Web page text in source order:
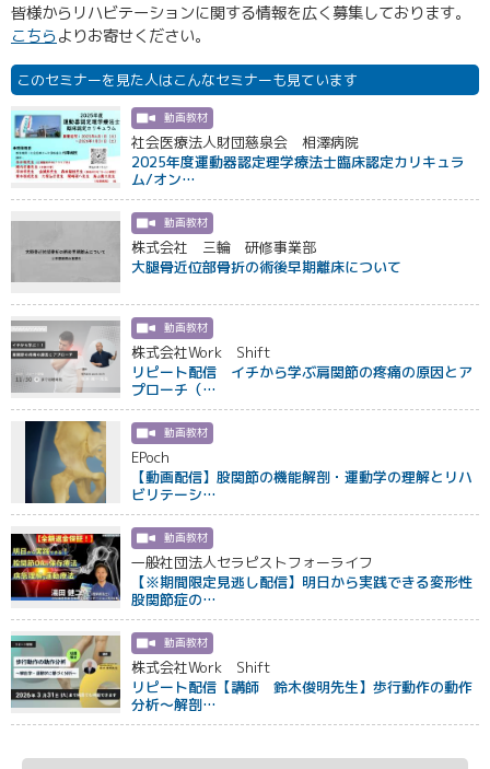
皆様からリハビテーションに関する情報を広く募集しております。
こちらよりお寄せください。
このセミナーを見た人はこんなセミナーも見ています
動画教材
社会医療法人財団慈泉会 相澤病院
2025年度運動器認定理学療法士臨床認定カリキュラ
ム/オン…
動画教材
株式会社 三輪 研修事業部
大腿骨近位部骨折の術後早期離床について
動画教材
株式会社Work Shift
リピート配信 イチから学ぶ肩関節の疼痛の原因とア
プローチ（…
動画教材
EPoch
【動画配信】股関節の機能解剖・運動学の理解とリハ
ビリテーシ…
動画教材
一般社団法人セラピストフォーライフ
【※期間限定見逃し配信】明日から実践できる変形性
股関節症の…
動画教材
株式会社Work Shift
リピート配信【講師 鈴木俊明先生】歩行動作の動作
分析〜解剖…